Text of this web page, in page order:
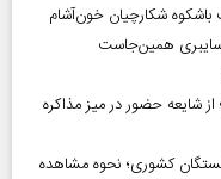
سایبری همین‌جاست
شایعه حضور در میز مذاکره
تومانی بازنشستگان کشوری؛ نحوه مشاهده